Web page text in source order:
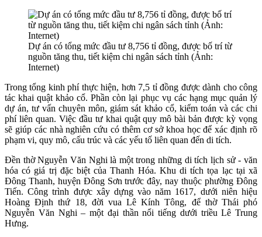
Dự án có tổng mức đầu tư 8,756 tỉ đồng, được bố trí từ
nguồn tăng thu, tiết kiệm chi ngân sách tỉnh (Ảnh:
Internet)
Trong tổng kinh phí thực hiện, hơn 7,5 tỉ đồng được dành cho công
tác khai quật khảo cổ. Phần còn lại phục vụ các hạng mục quản lý
dự án, tư vấn chuyên môn, giám sát khảo cổ, kiểm toán và các chi
phí liên quan. Việc đầu tư khai quật quy mô bài bản được kỳ vọng
sẽ giúp các nhà nghiên cứu có thêm cơ sở khoa học để xác định rõ
phạm vi, quy mô, cấu trúc và các yếu tố liên quan đến di tích.
Đền thờ Nguyễn Văn Nghi là một trong những di tích lịch sử - văn
hóa có giá trị đặc biệt của Thanh Hóa. Khu di tích tọa lạc tại xã
Đông Thanh, huyện Đông Sơn trước đây, nay thuộc phường Đông
Tiến. Công trình được xây dựng vào năm 1617, dưới niên hiệu
Hoàng Định thứ 18, đời vua Lê Kính Tông, để thờ Thái phó
Nguyễn Văn Nghi – một đại thần nổi tiếng dưới triều Lê Trung
Hưng.